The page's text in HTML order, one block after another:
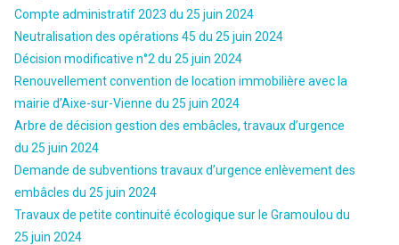
Compte administratif 2023 du 25 juin 2024
Neutralisation des opérations 45 du 25 juin 2024
Décision modificative n°2 du 25 juin 2024
Renouvellement convention de location immobilière avec la
mairie d’Aixe-sur-Vienne du 25 juin 2024
Arbre de décision gestion des embâcles, travaux d’urgence
du 25 juin 2024
Demande de subventions travaux d’urgence enlèvement des
embâcles du 25 juin 2024
Travaux de petite continuité écologique sur le Gramoulou du
25 juin 2024